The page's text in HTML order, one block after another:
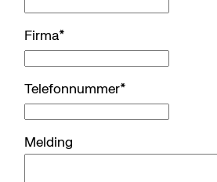
Firma*
Telefonnummer*
Melding